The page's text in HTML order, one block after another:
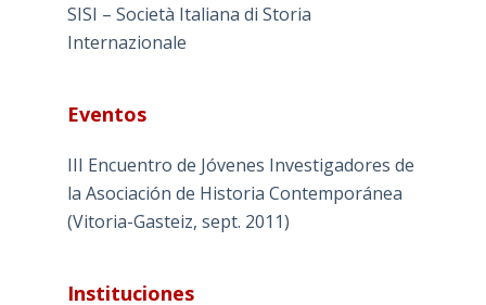
SISI – Società Italiana di Storia
Internazionale
Eventos
III Encuentro de Jóvenes Investigadores de
la Asociación de Historia Contemporánea
(Vitoria-Gasteiz, sept. 2011)
Instituciones